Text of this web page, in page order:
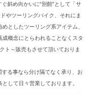
斜め向かいに“別館”として「サ
やツーリングバイク、それにま
としたツーリング系アイテム、
概念にとらわれることなくスタ
ト～販売もさせて頂いておりま
る事なら分け隔てなく承り、お
して日々営業しております。